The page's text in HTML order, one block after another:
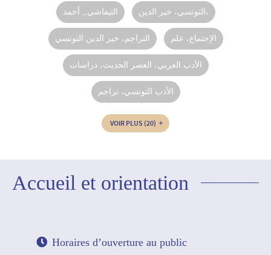
التيفاشي,, أحمد التونسي، خير الدين،
التراجم، خير الدين التونسي الإجتماع، علم‏
الأدب العربي، العصر الحديث، دراسات
الأدب التونسي، تراجم
VOIR PLUS (20)
Accueil et orientation
Horaires d’ouverture au public